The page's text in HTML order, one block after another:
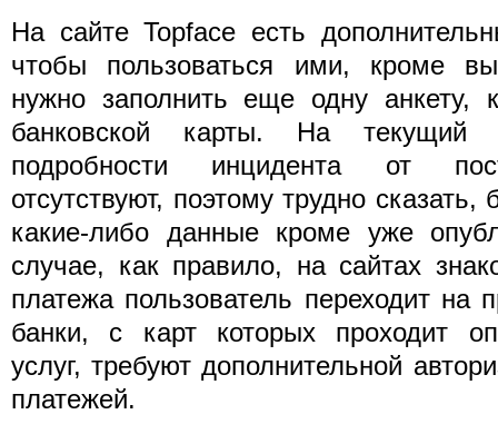
На сайте Topface есть
чтобы пользоваться ими, кроме
нужно заполнить еще одну анкету,
банковской карты. На текущий
подробности инцидента от
отсутствуют, поэтому трудно
какие-либо данные кроме уже
случае, как правило, на сайтах
платежа пользователь переходит на
банки, с карт которых проходит
услуг, требуют дополнительной
платежей.